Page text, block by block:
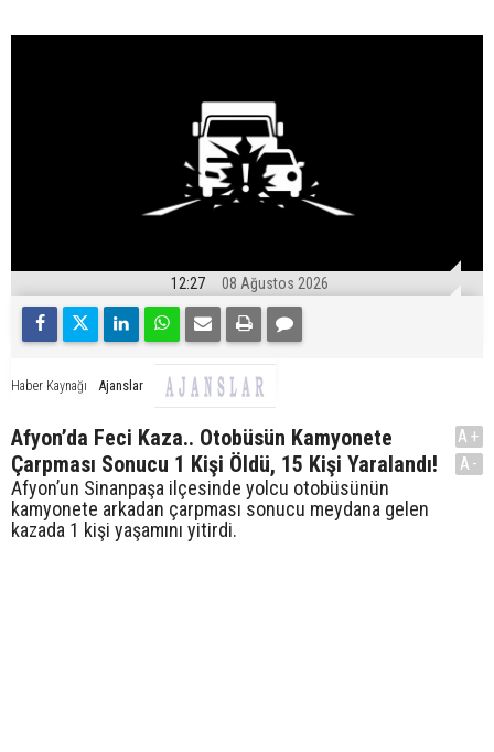
12:27 08 Ağustos 2026
Haber Kaynağı Ajanslar
Afyon’da Feci Kaza.. Otobüsün Kamyonete
Çarpması Sonucu 1 Kişi Öldü, 15 Kişi Yaralandı!
Afyon’un Sinanpaşa ilçesinde yolcu otobüsünün
kamyonete arkadan çarpması sonucu meydana gelen
kazada 1 kişi yaşamını yitirdi.
A+
A-